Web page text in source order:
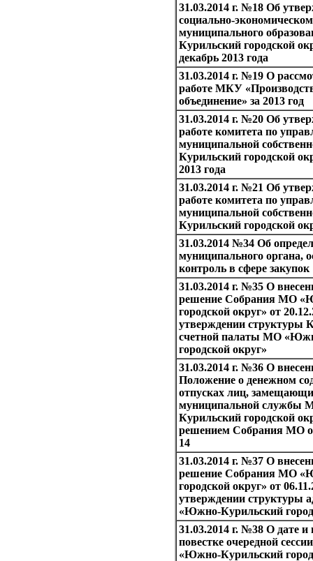
31.03.2014 г. №18 Об
социально-
муниципального
Курильский городской
декабрь 2013 года
31.03.2014 г. №19 О
работе МКУ
объединение» за 2013 год
31.03.2014 г. №20 Об
работе комитета по
муниципальной
Курильский городской
2013 года
31.03.2014 г. №21 Об
работе комитета по
муниципальной
Курильский городской
31.03.2014 №34 Об
муниципального органа,
контроль в сфере закупок
31.03.2014 г. №35 О
решение Собрания МО
городской округ» от
утверждении структуры
счетной палаты МО
городской округ»
31.03.2014 г. №36 О
Положение о денежном
отпусках лиц,
муниципальной
Курильский городской
решением Собрания МО
14
31.03.2014 г. №37 О
решение Собрания МО
городской округ» от
утверждении структуры
«Южно-Курильский
31.03.2014 г. №38 О дате и
повестке очередной
«Южно-Курильский